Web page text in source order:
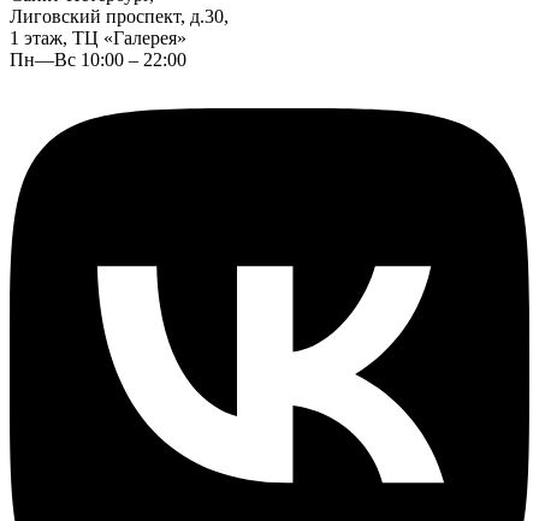
Лиговский проспект, д.30,
1 этаж, ТЦ «Галерея»
Пн—Вс 10:00 – 22:00